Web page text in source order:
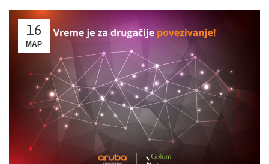
16
МАР